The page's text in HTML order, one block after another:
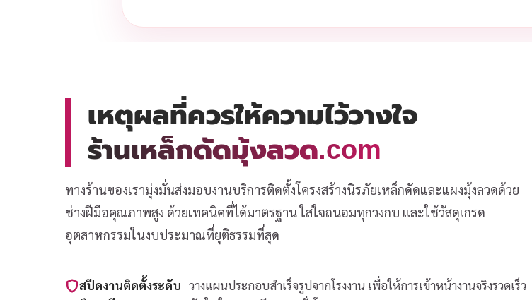
เหตุผลที่ควรให้ความไว้วางใจ
ร้านเหล็กดัดมุ้งลวด.com
ทางร้านของเรามุ่งมั่นส่งมอบงานบริการติดตั้งโครงสร้างนิรภัยเหล็กดัดและแผงมุ้งลวดด้วย
ช่างฝีมือคุณภาพสูง ด้วยเทคนิคที่ได้มาตรฐาน ใส่ใจถนอมทุกวงกบ และใช้วัสดุเกรด
อุตสาหกรรมในงบประมาณที่ยุติธรรมที่สุด
สปีดงานติดตั้งระดับ วางแผนประกอบสำเร็จรูปจากโรงงาน เพื่อให้การเข้าหน้างานจริงรวดเร็ว